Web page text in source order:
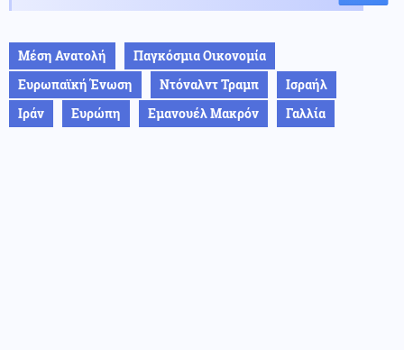
Μέση Ανατολή
Παγκόσμια Οικονομία
Ευρωπαϊκή Ένωση
Ντόναλντ Τραμπ
Ισραήλ
Ιράν
Ευρώπη Εμανουέλ Μακρόν Γαλλία